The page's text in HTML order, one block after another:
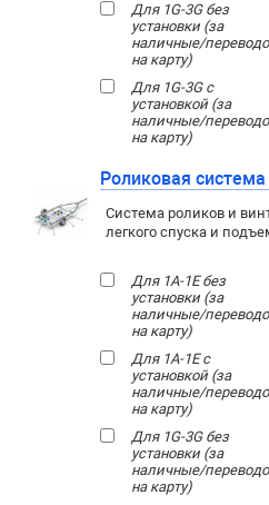
Для 1G-3G без
установки (за
наличные/
на карту)
Для 1G-3G с
установкой (за
наличные/
на карту)
Роликовая система
Система роликов и
легкого спуска и
Для 1A-1E без
установки (за
наличные/
на карту)
Для 1A-1E с
установкой (за
наличные/
на карту)
Для 1G-3G без
установки (за
наличные/
на карту)